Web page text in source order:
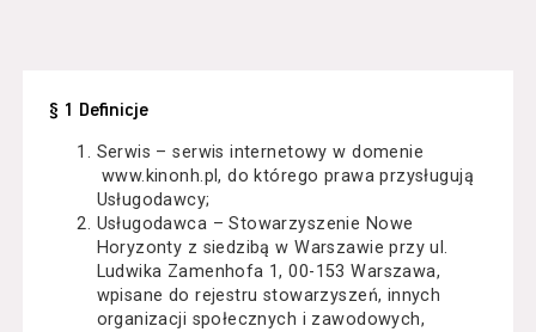
§ 1 Definicje
Serwis – serwis internetowy w domenie
www.kinonh.pl, do którego prawa przysługują
Usługodawcy;
Usługodawca – Stowarzyszenie Nowe
Horyzonty z siedzibą w Warszawie przy ul.
Ludwika Zamenhofa 1, 00-153 Warszawa,
wpisane do rejestru stowarzyszeń, innych
organizacji społecznych i zawodowych,